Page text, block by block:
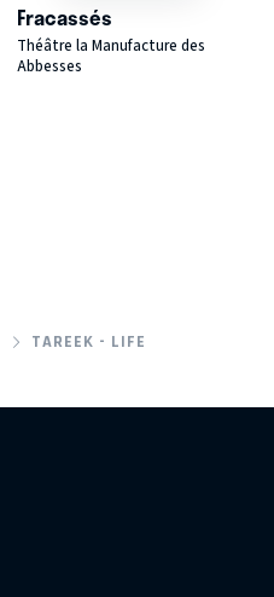
Fracassés
Théâtre la Manufacture des
Abbesses
TAREEK - LIFE